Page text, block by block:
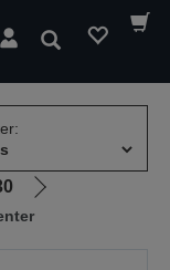
Søk
Gå
til